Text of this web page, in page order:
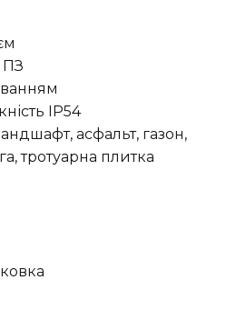
ПЗ
IP54
асфальт, газон,
тротуарна плитка